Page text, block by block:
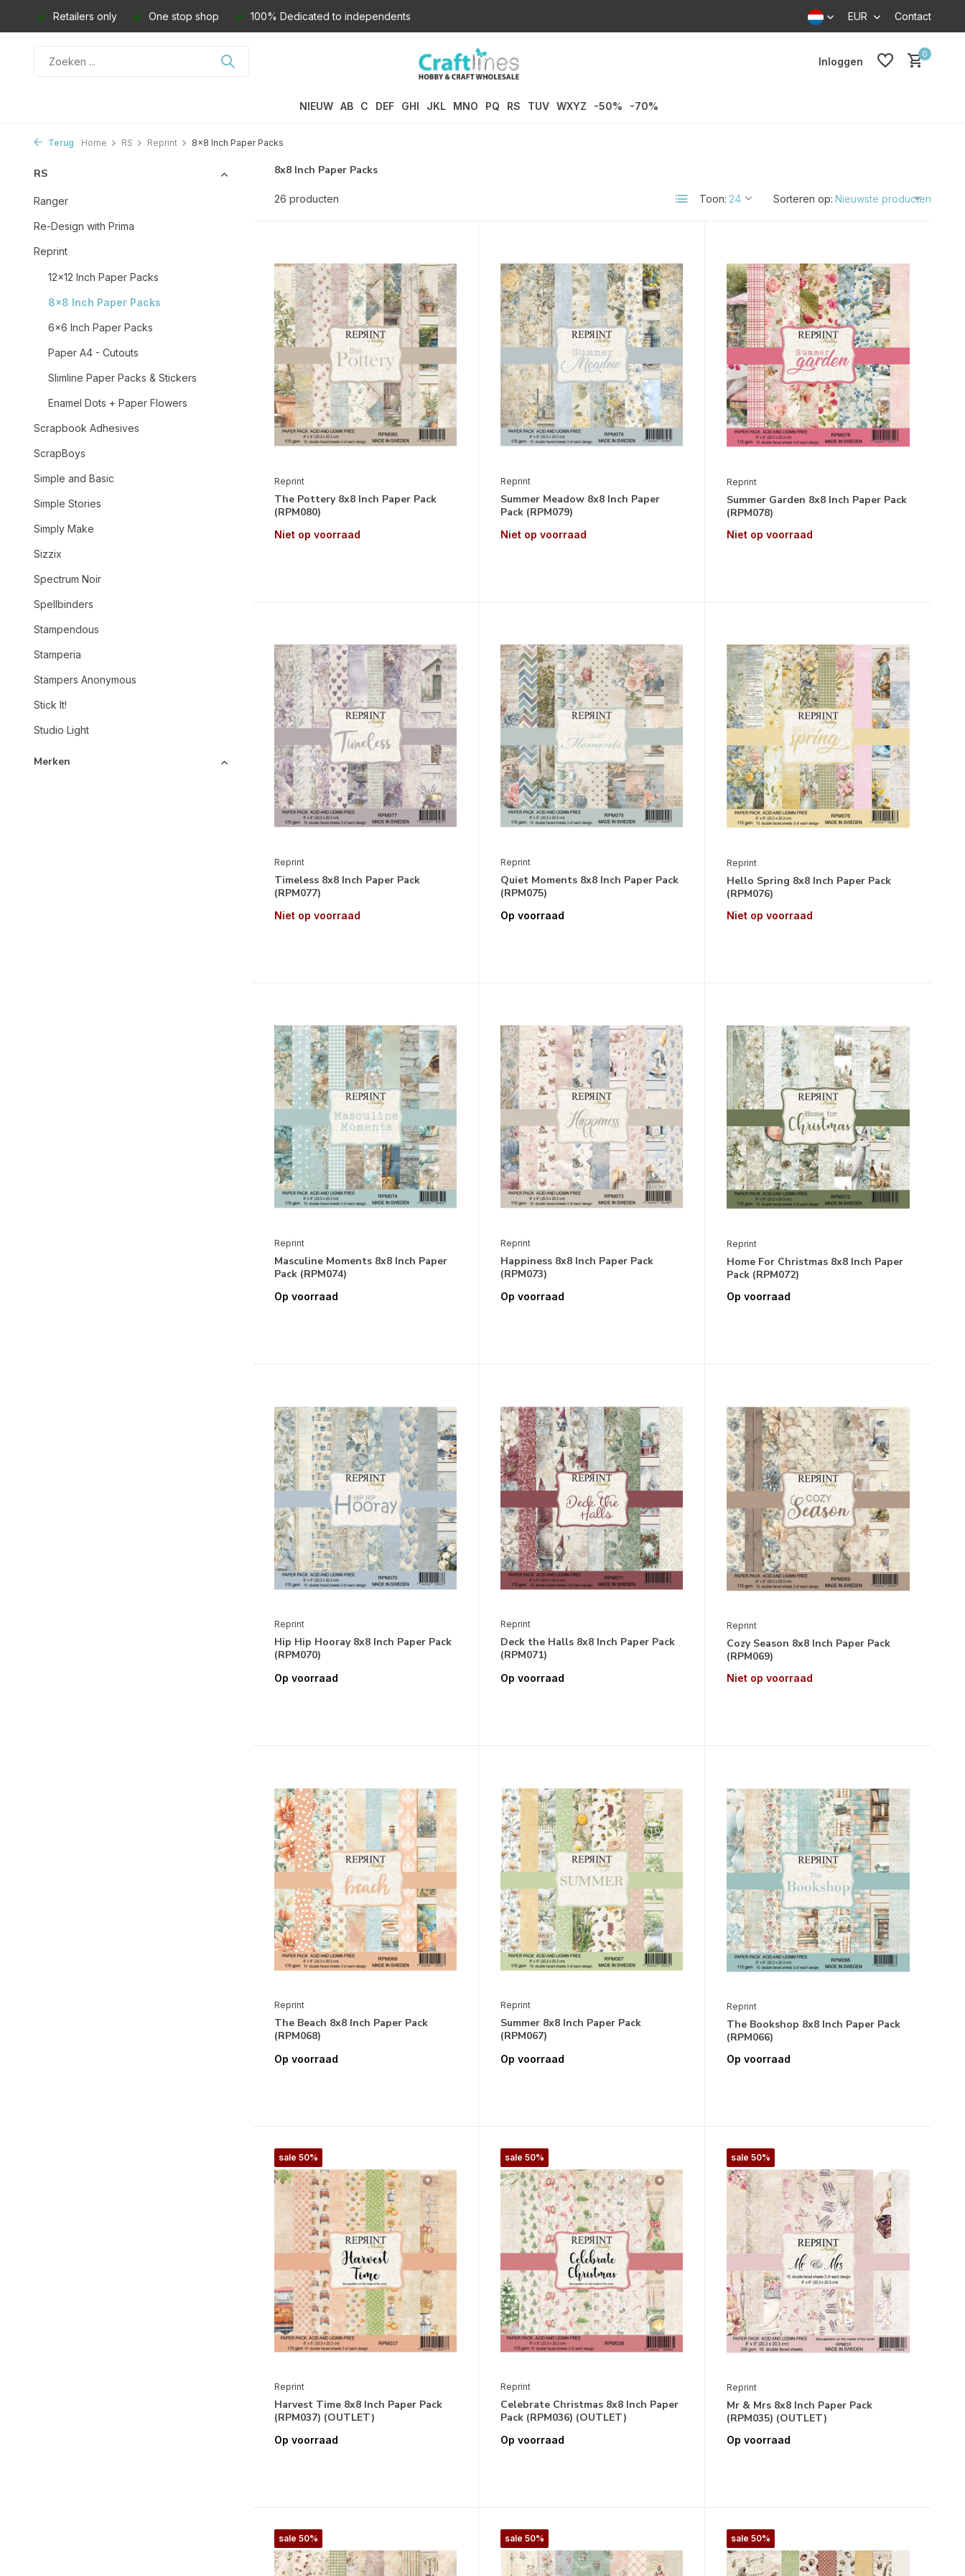
Retailers only One stop shop 100% Dedicated to independents EUR Contact
Inloggen
0
NIEUW AB C DEF GHI JKL MNO PQ RS TUV WXYZ -50% -70%
Terug Home RS Reprint 8x8 Inch Paper Packs
RS
Ranger
Re-Design with Prima
Reprint
12x12 Inch Paper Packs
8x8 Inch Paper Packs
6x6 Inch Paper Packs
Paper A4 - Cutouts
Slimline Paper Packs & Stickers
Enamel Dots + Paper Flowers
Scrapbook Adhesives
ScrapBoys
Simple and Basic
Simple Stories
Simply Make
Sizzix
Spectrum Noir
Spellbinders
Stampendous
Stamperia
Stampers Anonymous
Stick It!
Studio Light
Merken
8x8 Inch Paper Packs
26 producten Toon: Sorteren op:
Reprint
The Pottery 8x8 Inch Paper Pack
(RPM080)
Niet op voorraad
Reprint
Summer Meadow 8x8 Inch Paper
Pack (RPM079)
Niet op voorraad
Reprint
Summer Garden 8x8 Inch Paper Pack
(RPM078)
Niet op voorraad
Reprint
Timeless 8x8 Inch Paper Pack
(RPM077)
Niet op voorraad
Reprint
Quiet Moments 8x8 Inch Paper Pack
(RPM075)
Op voorraad
Reprint
Hello Spring 8x8 Inch Paper Pack
(RPM076)
Niet op voorraad
Reprint
Masculine Moments 8x8 Inch Paper
Pack (RPM074)
Op voorraad
Reprint
Happiness 8x8 Inch Paper Pack
(RPM073)
Op voorraad
Reprint
Home For Christmas 8x8 Inch Paper
Pack (RPM072)
Op voorraad
Reprint
Hip Hip Hooray 8x8 Inch Paper Pack
(RPM070)
Op voorraad
Reprint
Deck the Halls 8x8 Inch Paper Pack
(RPM071)
Op voorraad
Reprint
Cozy Season 8x8 Inch Paper Pack
(RPM069)
Niet op voorraad
Reprint
The Beach 8x8 Inch Paper Pack
(RPM068)
Op voorraad
Reprint
Summer 8x8 Inch Paper Pack
(RPM067)
Op voorraad
Reprint
The Bookshop 8x8 Inch Paper Pack
(RPM066)
Op voorraad
sale 50%
Reprint
Harvest Time 8x8 Inch Paper Pack
(RPM037) (OUTLET)
Op voorraad
sale 50%
Reprint
Celebrate Christmas 8x8 Inch Paper
Pack (RPM036) (OUTLET)
Op voorraad
sale 50%
Reprint
Mr & Mrs 8x8 Inch Paper Pack
(RPM035) (OUTLET)
Op voorraad
sale 50% sale 50% sale 50%